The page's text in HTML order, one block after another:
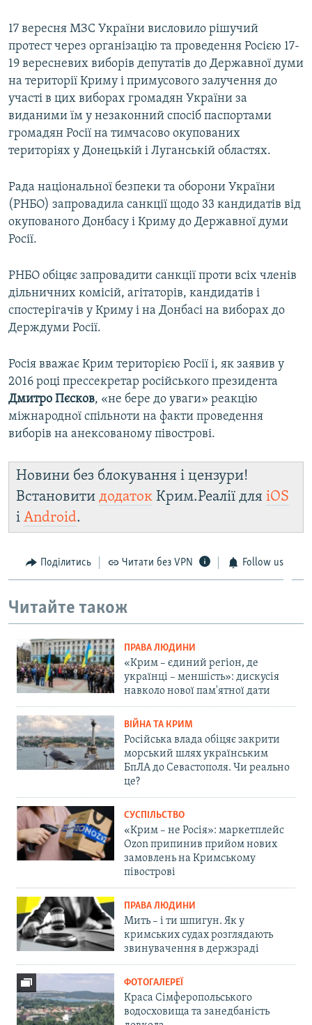
17 вересня МЗС України висловило рішучий
протест через організацію та проведення Росією 17-
19 вересневих виборів депутатів до Державної думи
на території Криму і примусового залучення до
участі в цих виборах громадян України за
виданими їм у незаконний спосіб паспортами
громадян Росії на тимчасово окупованих
територіях у Донецькій і Луганській областях.
Рада національної безпеки та оборони України
(РНБО) запровадила санкції щодо 33 кандидатів від
окупованого Донбасу і Криму до Державної думи
Росії.
РНБО обіцяє запровадити санкції проти всіх членів
дільничних комісій, агітаторів, кандидатів і
спостерігачів у Криму і на Донбасі на виборах до
Держдуми Росії.
Росія вважає Крим територією Росії і, як заявив у
2016 році прессекретар російського президента
Дмитро Пєсков, «не бере до уваги» реакцію
міжнародної спільноти на факти проведення
виборів на анексованому півострові.
Новини без блокування і цензури!
Встановити додаток Крим.Реалії для iOS
і Android.
Поділитись Читати без VPN Follow us
Читайте також
ПРАВА ЛЮДИНИ
«Крим – єдиний регіон, де
українці – меншість»: дискусія
навколо нової пам'ятної дати
ВІЙНА ТА КРИМ
Російська влада обіцяє закрити
морський шлях українським
БпЛА до Севастополя. Чи реально
це?
СУСПІЛЬСТВО
«Крим – не Росія»: маркетплейс
Ozon припинив прийом нових
замовлень на Кримському
півострові
ПРАВА ЛЮДИНИ
Мить – і ти шпигун. Як у
кримських судах розглядають
звинувачення в держзраді
ФОТОГАЛЕРЕЇ
Краса Сімферопольського
водосховища та занедбаність